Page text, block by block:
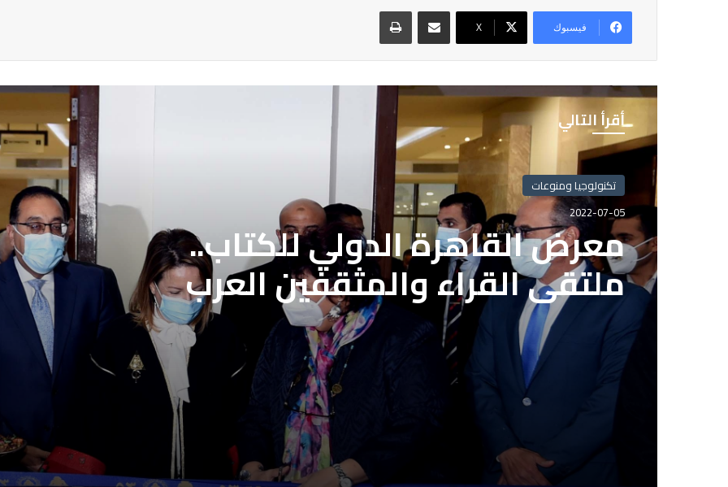
فيسبوك X
مشاركة عبر البريد طباعة
أقرأ التالي
تكنولوجيا ومنوعات
2022-07-05
معرض القاهرة الدولي للكتاب..
ملتقى القراء والمثقفين العرب